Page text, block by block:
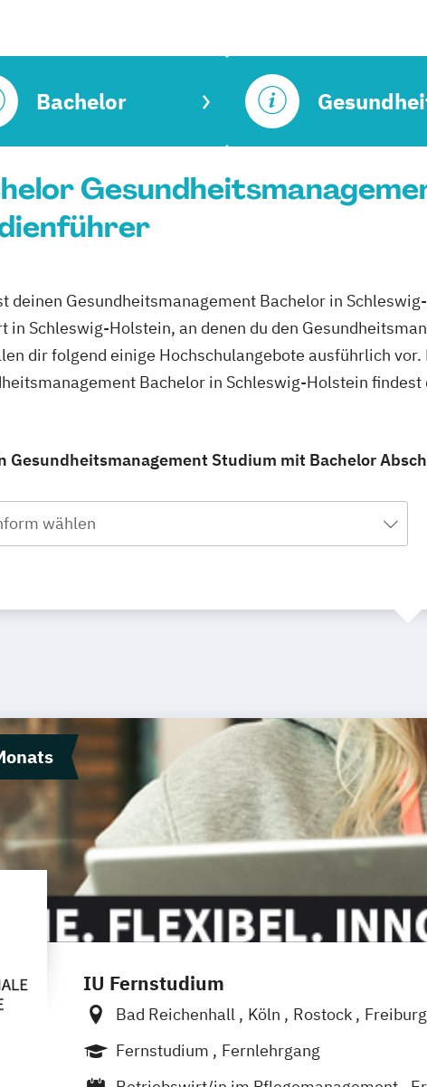
Bachelor
deinen Gesundheitsmanagement Bachelor in
in Schleswig-Holstein, an denen du den
dir folgend einige Hochschulangebote ausführlich
Bachelor in Schleswig-Holstein
Gesundheitsmanagement Studium mit Bachelor
wählen
IU Fernstudium
Bad Reichenhall Köln Rostock Freiburg
Bielefeld
Deggendorf
Wien Zürich Augsburg
Fernstudium
Fernlehrgang